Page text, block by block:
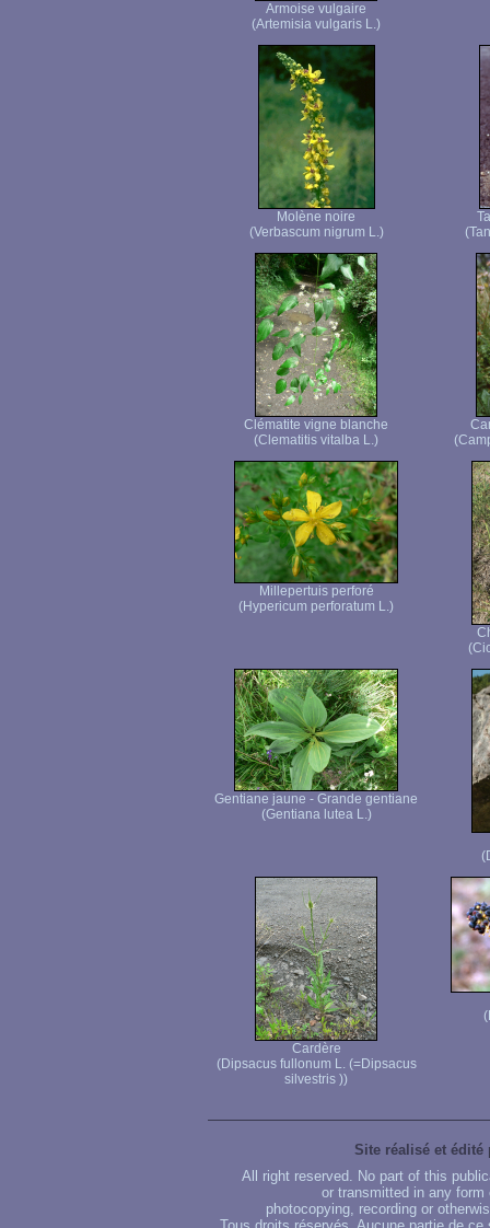
Armoise vulgaire
(Artemisia vulgaris L.)
Molène noire
(Verbascum nigrum L.)
Clématite vigne blanche
(Clematitis vitalba L.)
Millepertuis perforé
(Hypericum perforatum L.)
Gentiane jaune - Grande gentiane
(Gentiana lutea L.)
Cardère
(Dipsacus fullonum L. (=Dipsacus
silvestris ))
Site réalisé et édité
All right reserved. No part of this
or transmitted in any
photocopying, recording or